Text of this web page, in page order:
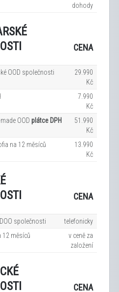
dohody
CENA
OOD společnosti
29.990
Kč
7.990
Kč
OOD plátce DPH
51.990
Kč
na 12 měsíců
13.990
Kč
CENA
společnosti
telefonicky
12 měsíců
v ceně za
založení
CENA